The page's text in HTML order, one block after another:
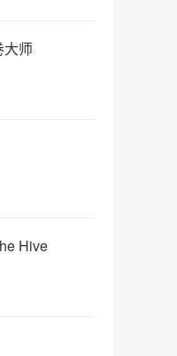
大师
Hive